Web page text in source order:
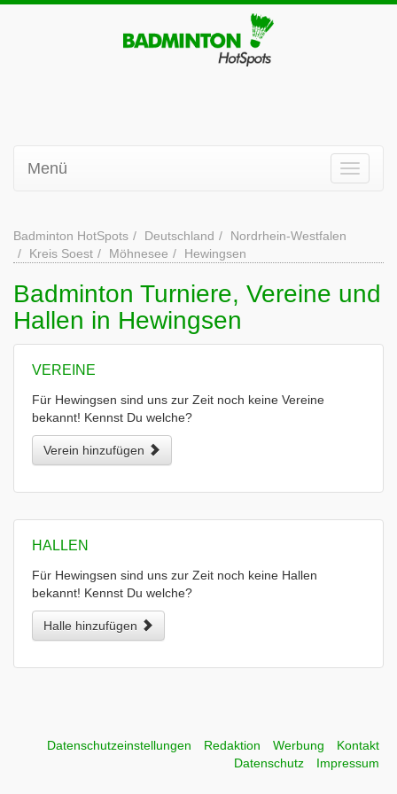
Menü
Badminton HotSpots Deutschland
Nordrhein-Westfalen
Kreis Soest
Möhnesee Hewingsen
Badminton Turniere, Vereine und
Hallen in Hewingsen
VEREINE
Für Hewingsen sind uns zur Zeit noch keine Vereine
bekannt! Kennst Du welche?
Verein hinzufügen
HALLEN
Für Hewingsen sind uns zur Zeit noch keine Hallen
bekannt! Kennst Du welche?
Halle hinzufügen
Datenschutzeinstellungen Redaktion Werbung
Kontakt
Datenschutz
Impressum